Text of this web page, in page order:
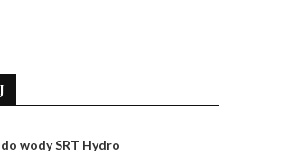
wody SRT Hydro